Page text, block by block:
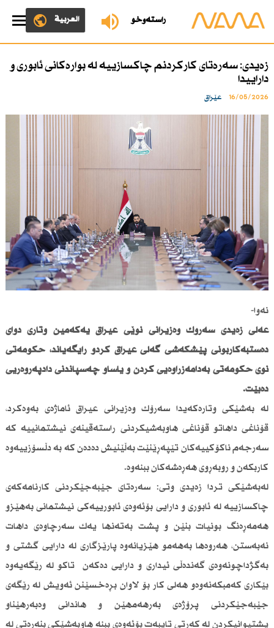
ڕاستەوخۆ العربية
زەیدی: سەرەتای كاركردنم چاكسازییە لە بوارەكانی ئابوری و
داراییدا
16/05/2026 عێراق
نەوا-
عەلی زەیدی سەرۆك وەزیرانی نوێی عیراق یەكەمین وتاری دوای
دەستبەكاربونی پێشكەشی گەلی عیراق كردو رایگەیاند، حكومەتی
نوێ حكومەتی بەدامەزراوەیی كردن و یاساو چەسپاندنی دادپەروەریی
دەبێت.
لە بەشێكی وتارەكەیدا سەرۆك وەزیرانی عیراق ئاماژەی بەوەكرد،
قۆناغی داهاتو قۆناغی هاوبەشیكردنی راستەقینەی نیشتمانییە كە
سەرجەم ناكۆكییەكان تێپەڕێنێت بەڵێنیش دەدەن كە بە دڵسۆزییەوە
كاربكەن و روبەڕوی هەڕەشەكان ببنەوە.
لەبەشێكی تردا زەیدی وتی: سەرەتای جێبەجێكردنی كارنامەكەی
چاكسازییە لە ئابوری و دارایی بۆئەوەی ئابورییەكی نیشتمانی بەهێزو
هەمەڕەنگ بونیات بنێن و پشت بەتەنها یەك سەرچاوەی داهات
نەبەستن، هەروەها بەهەمو هێزیانەوە پارێزگاری لە دارایی گشتی و
بەگژداچونەوەی گەندەڵی ئیداری و دارایی دەكەن تاكو لە رێگەیەوە
بێكاری كەمبكەنەوەو هەلی كار بۆ لاوان بڕەخسێنن ئەویش لە رێگەی
جێبەجێكردنی پرۆژەی بەرهەمهێن و هاندانی وەبەرهێناو
پشتیوانیكردن لە كەرتی تایبەت بۆئەوەی ببنە هاوبەشێكی بنەڕەتی لە